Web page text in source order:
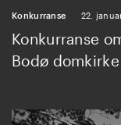
Konkurranse 22.
Konkurranse
Bodø domkirke